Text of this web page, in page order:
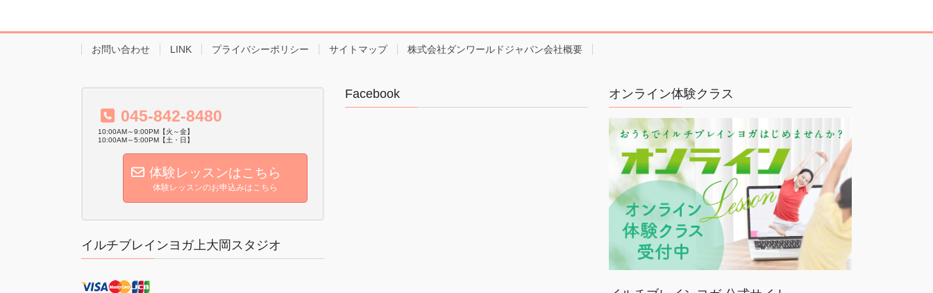
お問い合わせ LINK プライバシーポリシー サイトマップ 株式会社ダンワールドジャパン会社概要
045-842-8480
10:00AM～9:00PM【火～金】
10:00AM～5:00PM【土・日】
体験レッスンはこちら
体験レッスンのお申込みはこちら
イルチブレインヨガ上大岡スタジオ
Facebook オンライン体験クラス